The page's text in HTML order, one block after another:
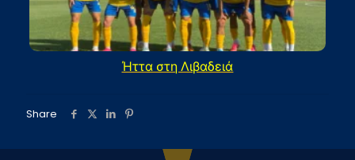
Ήττα στη Λιβαδειά
Share